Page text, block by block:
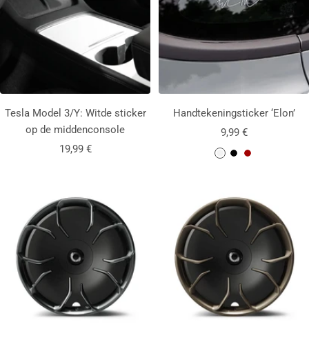
Tesla Model 3/Y: Witde sticker
op de middenconsole
Aanbiedingsprijs
19,99 €
Handtekeningsticker ‘Elon’
Aanbiedingsprijs
9,99 €
W
Z
r
R
d